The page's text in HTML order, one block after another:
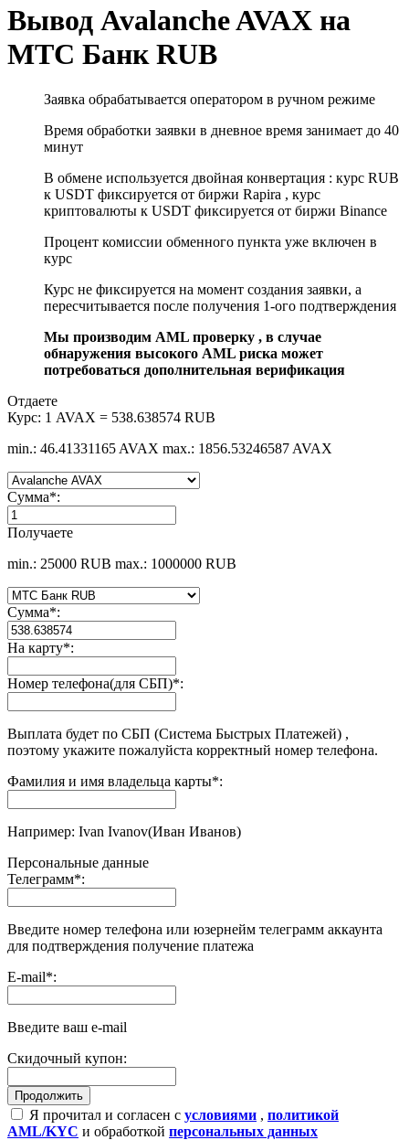
Вывод Avalanche AVAX на
МТС Банк RUB
Заявка обрабатывается оператором в ручном режиме
Время обработки заявки в дневное время занимает до 40
минут
В обмене используется двойная конвертация : курс RUB
к USDT фиксируется от биржи Rapira , курс
криптовалюты к USDT фиксируется от биржи Binance
Процент комиссии обменного пункта уже включен в
курс
Курс не фиксируется на момент создания заявки, а
пересчитывается после получения 1-ого подтверждения
Мы производим AML проверку , в случае
обнаружения высокого AML риска может
потребоваться дополнительная верификация
Отдаете
Курс: 1 AVAX = 538.638574 RUB
min.: 46.41331165 AVAX max.: 1856.53246587 AVAX
Сумма*:
Получаете
min.: 25000 RUB max.: 1000000 RUB
Сумма*:
На карту*:
Номер телефона(для СБП)*:
Выплата будет по СБП (Система Быстрых Платежей) ,
поэтому укажите пожалуйста корректный номер телефона.
Фамилия и имя владельца карты*:
Например: Ivan Ivanov(Иван Иванов)
Персональные данные
Телеграмм*:
Введите номер телефона или юзернейм телеграмм аккаунта
для подтверждения получение платежа
E-mail*:
Введите ваш e-mail
Скидочный купон:
Я прочитал и согласен с условиями , политикой
AML/KYC и обработкой персональных данных